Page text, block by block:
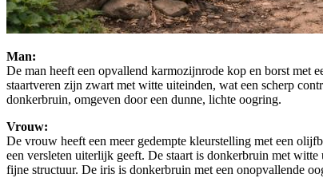
Man:
De man heeft een opvallend karmozijnrode kop en borst met
staartveren zijn zwart met witte uiteinden, wat een scherp
donkerbruin, omgeven door een dunne, lichte oogring.
Vrouw:
De vrouw heeft een meer gedempte kleurstelling met een
een versleten uiterlijk geeft. De staart is donkerbruin met
fijne structuur. De iris is donkerbruin met een onopvallende